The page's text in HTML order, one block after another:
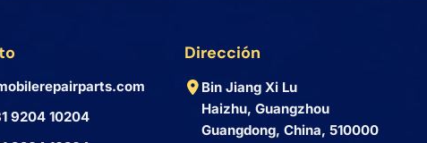
9204 10204
Dirección
Bin Jiang Xi Lu
Haizhu, Guangzhou
Guangdong, China, 510000